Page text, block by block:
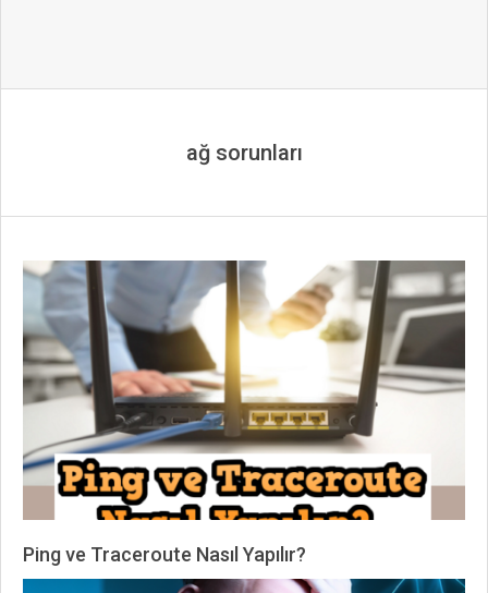
ağ sorunları
Ping ve Traceroute Nasıl Yapılır?
2023-